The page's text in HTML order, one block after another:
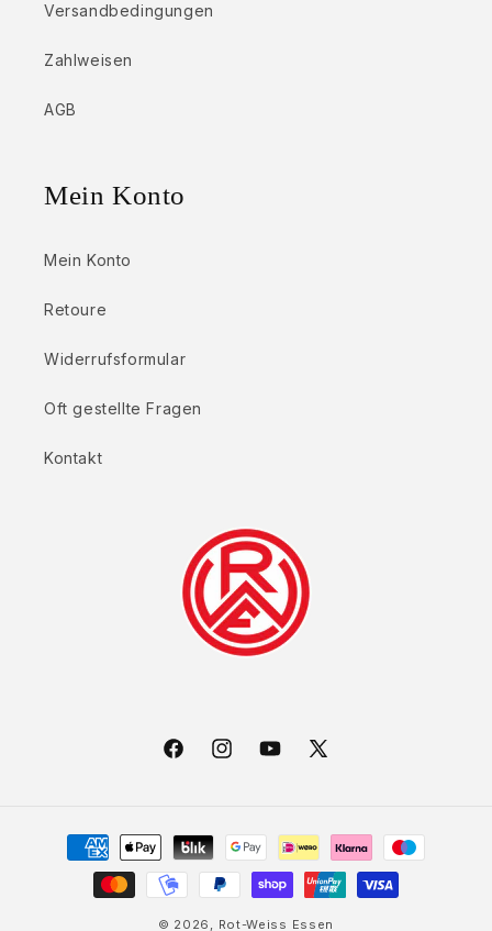
Versandbedingungen
Zahlweisen
AGB
Mein Konto
Mein Konto
Retoure
Widerrufsformular
Oft gestellte Fragen
Kontakt
FacebookInstagramYouTube
X
Zahlungsmethoden
© 2026, Rot-Weiss Essen